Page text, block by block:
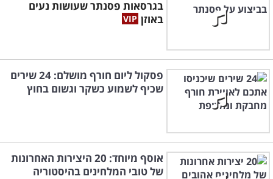
בגרסאות פסנתר שעושות נעים
באוזן
פסקול ליום חורף מושלם: 24 שירים
שכיף לשמוע כשקר וגשום בחוץ
אוסף מיוחד: 20 היצירות האחרונות
של טובי המלחינים בהיסטוריה